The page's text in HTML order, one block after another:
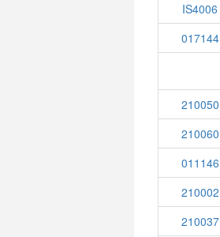
IS4006
017144
210050
210060
011146
210002
210037